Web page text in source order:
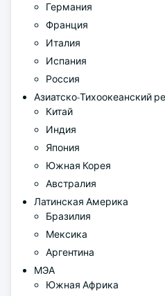
Германия
Франция
Италия
Испания
Россия
Азиатско-Тихоокеанский
Китай
Индия
Япония
Южная Корея
Австралия
Латинская Америка
Бразилия
Мексика
Аргентина
МЭА
Южная Африка